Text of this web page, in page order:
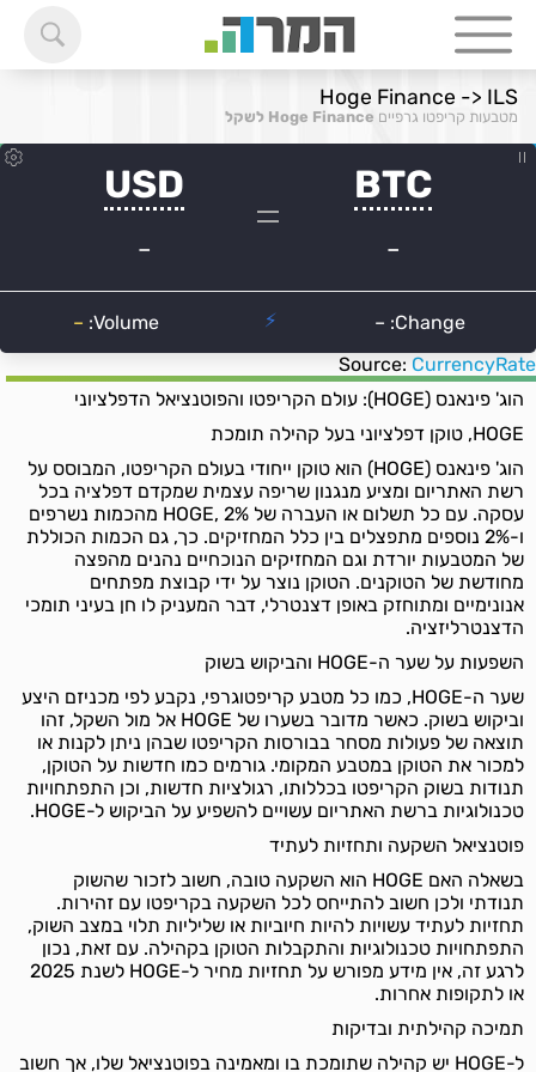
Hoge Finance -> ILS
מטבעות קריפטו גרפיים Hoge Finance לשקל
Source: CurrencyRate
הוג' פינאנס (HOGE): עולם הקריפטו והפוטנציאל הדפלציוני
HOGE, טוקן דפלציוני בעל קהילה תומכת
הוג' פינאנס (HOGE) הוא טוקן ייחודי בעולם הקריפטו, המבוסס על
רשת האתריום ומציע מנגנון שריפה עצמית שמקדם דפלציה בכל
עסקה. עם כל תשלום או העברה של HOGE, 2% מהכמות נשרפים
ו-2% נוספים מתפצלים בין כלל המחזיקים. כך, גם הכמות הכוללת
של המטבעות יורדת וגם המחזיקים הנוכחיים נהנים מהפצה
מחודשת של הטוקנים. הטוקן נוצר על ידי קבוצת מפתחים
אנונימיים ומתוחזק באופן דצנטרלי, דבר המעניק לו חן בעיני תומכי
הדצנטרליזציה.
השפעות על שער ה-HOGE והביקוש בשוק
שער ה-HOGE, כמו כל מטבע קריפטוגרפי, נקבע לפי מכניזם היצע
וביקוש בשוק. כאשר מדובר בשערו של HOGE אל מול השקל, זהו
תוצאה של פעולות מסחר בבורסות הקריפטו שבהן ניתן לקנות או
למכור את הטוקן במטבע המקומי. גורמים כמו חדשות על הטוקן,
תנודות בשוק הקריפטו בכללותו, רגולציות חדשות, וכן התפתחויות
טכנולוגיות ברשת האתריום עשויים להשפיע על הביקוש ל-HOGE.
פוטנציאל השקעה ותחזיות לעתיד
בשאלה האם HOGE הוא השקעה טובה, חשוב לזכור שהשוק
תנודתי ולכן חשוב להתייחס לכל השקעה בקריפטו עם זהירות.
תחזיות לעתיד עשויות להיות חיוביות או שליליות תלוי במצב השוק,
התפתחויות טכנולוגיות והתקבלות הטוקן בקהילה. עם זאת, נכון
לרגע זה, אין מידע מפורש על תחזיות מחיר ל-HOGE לשנת 2025
או לתקופות אחרות.
תמיכה קהילתית ובדיקות
ל-HOGE יש קהילה שתומכת בו ומאמינה בפוטנציאל שלו, אך חשוב